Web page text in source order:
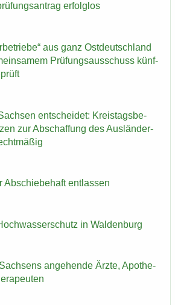
er­folg­los
aus ganz Ost­deutsch­land
Prü­fungs­aus­schuss künf­
ent­schei­det: Kreis­tags­be­
zur Ab­schaf­fung des Aus­län­der­
Ab­schie­be­haft ent­las­sen
in Wal­den­burg
an­ge­hen­de Ärzte, Apo­the­